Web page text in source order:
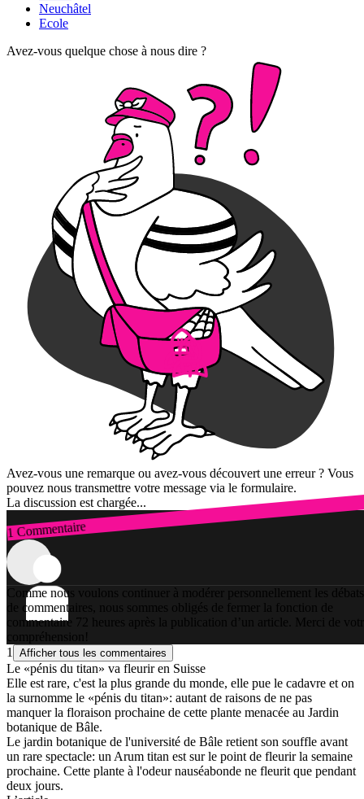
Neuchâtel
Ecole
Avez-vous quelque chose à nous dire ?
Avez-vous une remarque ou avez-vous découvert une erreur ? Vous
pouvez nous transmettre votre message via le formulaire.
La discussion est chargée...
1 Commentaire
Connexion
Comme nous voulons continuer à modérer personnellement les débats
de commentaires, nous sommes obligés de fermer la fonction de
commentaire 72 heures après la publication d’un article. Merci de
compréhension!
1
Afficher tous les commentaires
Le «pénis du titan» va fleurir en Suisse
Elle est rare, c'est la plus grande du monde, elle pue le cadavre et on
la surnomme le «pénis du titan»: autant de raisons de ne pas
manquer la floraison prochaine de cette plante menacée au Jardin
botanique de Bâle.
Le jardin botanique de l'université de Bâle retient son souffle avant
un rare spectacle: un Arum titan est sur le point de fleurir la semaine
prochaine. Cette plante à l'odeur nauséabonde ne fleurit que pendant
deux jours.